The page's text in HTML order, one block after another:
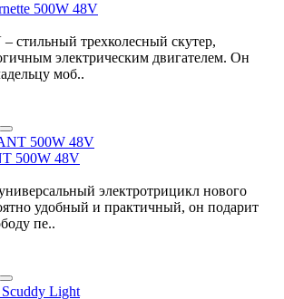
500W 48V
стильный трехколесный скутер,
электрическим двигателем. Он
моб..
500W 48V
электротрицикл нового
удобный и практичный, он подарит
пе..